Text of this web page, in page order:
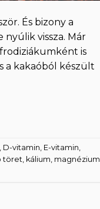
És bizony a
vissza. Már
is
a kakaóból készült
, D-vitamin, E-vitamin,
töret, kálium, magnézium